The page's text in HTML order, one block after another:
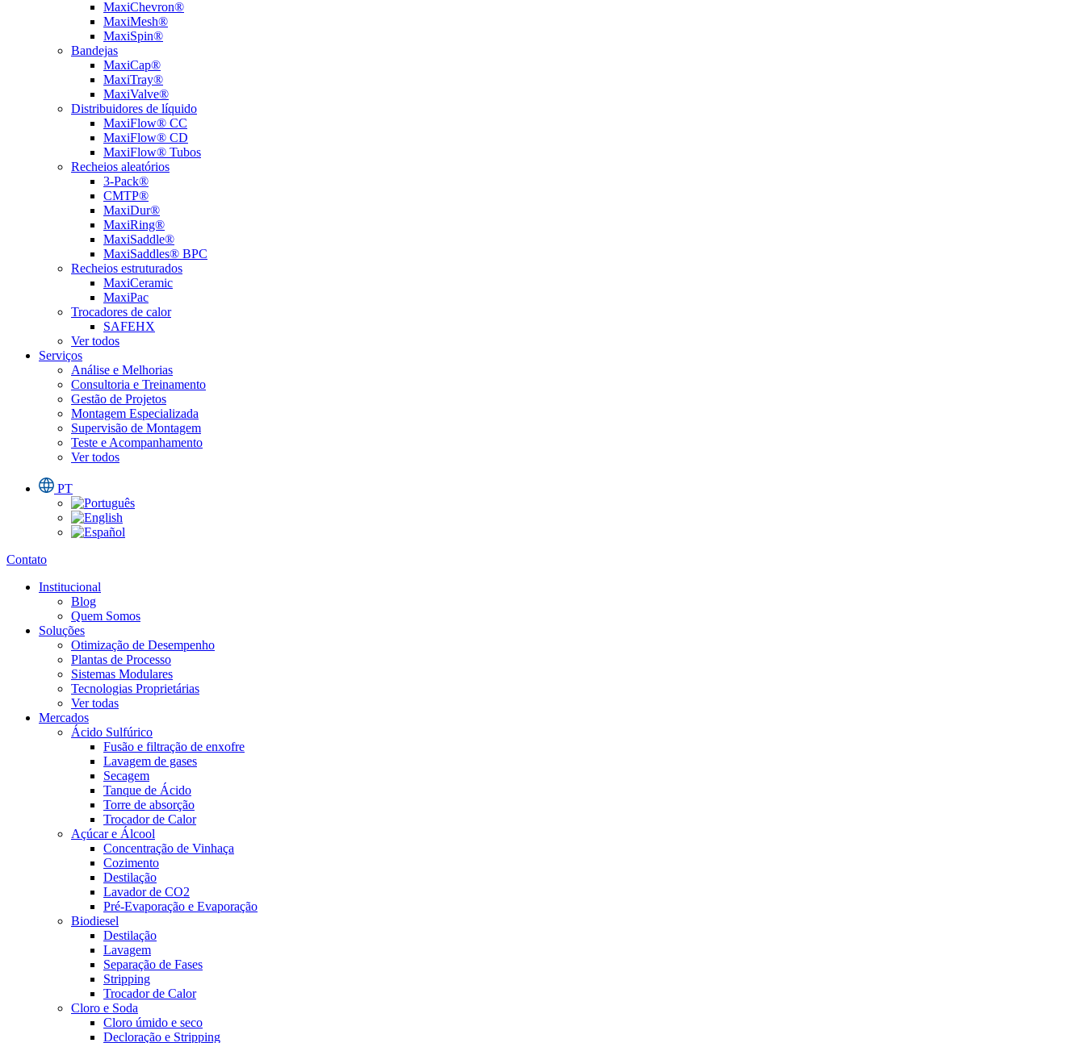
MaxiChevron®
MaxiMesh®
MaxiSpin®
Bandejas
MaxiCap®
MaxiTray®
MaxiValve®
Distribuidores de líquido
MaxiFlow® CC
MaxiFlow® CD
MaxiFlow® Tubos
Recheios aleatórios
3-Pack®
CMTP®
MaxiDur®
MaxiRing®
MaxiSaddle®
MaxiSaddles® BPC
Recheios estruturados
MaxiCeramic
MaxiPac
Trocadores de calor
SAFEHX
Ver todos
Serviços
Análise e Melhorias
Consultoria e Treinamento
Gestão de Projetos
Montagem Especializada
Supervisão de Montagem
Teste e Acompanhamento
Ver todos
PT
Contato
Institucional
Blog
Quem Somos
Soluções
Otimização de Desempenho
Plantas de Processo
Sistemas Modulares
Tecnologias Proprietárias
Ver todas
Mercados
Ácido Sulfúrico
Fusão e filtração de enxofre
Lavagem de gases
Secagem
Tanque de Ácido
Torre de absorção
Trocador de Calor
Açúcar e Álcool
Concentração de Vinhaça
Cozimento
Destilação
Lavador de CO2
Pré-Evaporação e Evaporação
Biodiesel
Destilação
Lavagem
Separação de Fases
Stripping
Trocador de Calor
Cloro e Soda
Cloro úmido e seco
Decloração e Stripping